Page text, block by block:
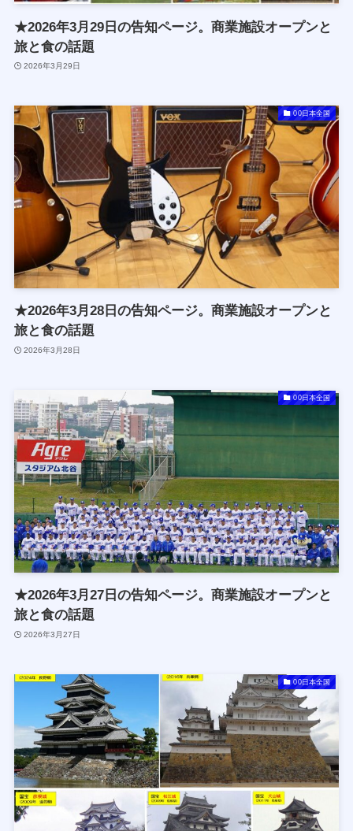
★2026年3月29日の告知ページ。商業施設オープンと
旅と食の話題
2026年3月29日
00日本全国
★2026年3月28日の告知ページ。商業施設オープンと
旅と食の話題
2026年3月28日
00日本全国
★2026年3月27日の告知ページ。商業施設オープンと
旅と食の話題
2026年3月27日
00日本全国